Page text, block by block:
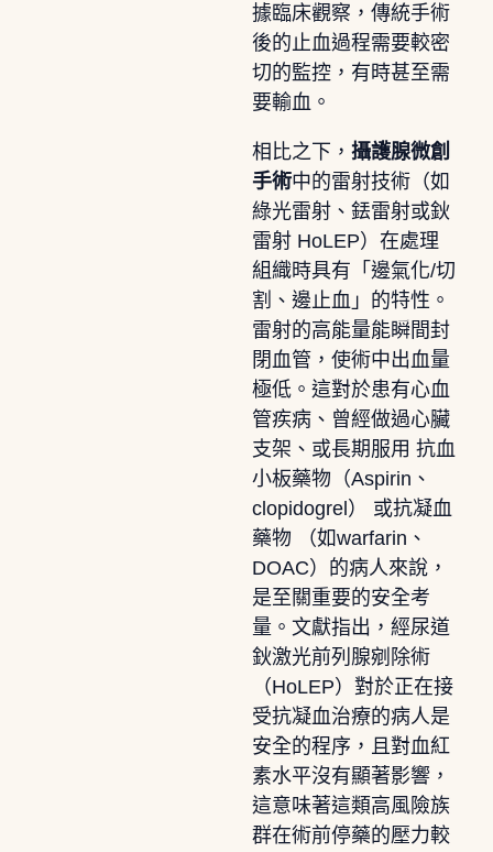
據臨床觀察，傳統手術
後的止血過程需要較密
切的監控，有時甚至需
要輸血。
相比之下， 攝護腺微創
手術中的雷射技術（如
綠光雷射、銩雷射或鈥
雷射 HoLEP）在處理
組織時具有「邊氣化/切
割、邊止血」的特性。
雷射的高能量能瞬間封
閉血管，使術中出血量
極低。這對於患有心血
管疾病、曾經做過心臟
支架、或長期服用 抗血
小板藥物（Aspirin、
clopidogrel） 或抗凝血
藥物 （如warfarin、
DOAC）的病人來說，
是至關重要的安全考
量。文獻指出，經尿道
鈥激光前列腺剜除術
（HoLEP）對於正在接
受抗凝血治療的病人是
安全的程序，且對血紅
素水平沒有顯著影響，
這意味著這類高風險族
群在術前停藥的壓力較